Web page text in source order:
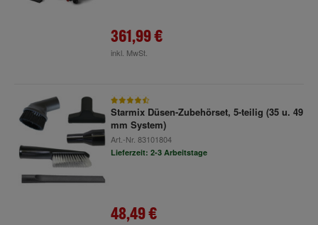
361,99 €
inkl. MwSt.
Starmix Düsen-Zubehörset, 5-teilig (35 u. 49
mm System)
Art.-Nr. 83101804
Lieferzeit: 2-3 Arbeitstage
48,49 €